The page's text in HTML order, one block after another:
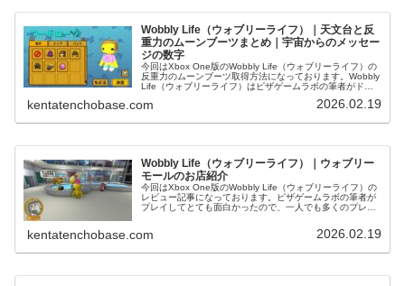
Wobbly Life（ウォブリーライフ）｜天文台と反
重力のムーンブーツまとめ｜宇宙からのメッセー
ジの数字
今回はXbox One版のWobbly Life（ウォブリーライフ）の
反重力のムーンブーツ取得方法になっております。Wobbly
Life（ウォブリーライフ）はピザゲームラボの筆者がドハ
届...
kentatenchobase.com 2026.02.19
Wobbly Life（ウォブリーライフ）｜ウォブリー
モールのお店紹介
今回はXbox One版のWobbly Life（ウォブリーライフ）の
レビュー記事になっております。ピザゲームラボの筆者が
プレイしてとても面白かったので、一人でも多くのプレイ
kentatenchobase.com 2026.02.19